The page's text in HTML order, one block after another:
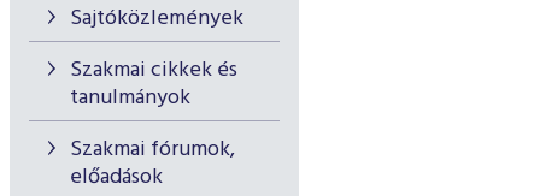
Sajtóközlemények
Szakmai cikkek és
tanulmányok
Szakmai fórumok,
előadások